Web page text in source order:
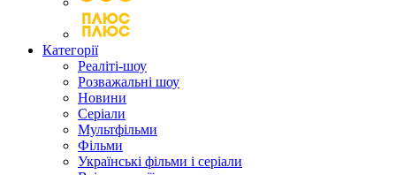
Категорії
Реаліті-шоу
Розважальні шоу
Новини
Серіали
Мультфільми
Фільми
Українські фільми і серіали